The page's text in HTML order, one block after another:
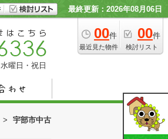
最終更新：2026年08月06日
00件
最近見た物件
00件
検討リスト
曜日・祝日
>
宇部市中古